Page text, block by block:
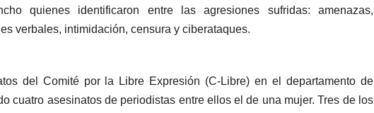
quienes identificaron entre las agresiones sufridas: amenazas,
verbales, intimidación, censura y ciberataques.
del Comité por la Libre Expresión (C-Libre) en el departamento de
cuatro asesinatos de periodistas entre ellos el de una mujer. Tres de los